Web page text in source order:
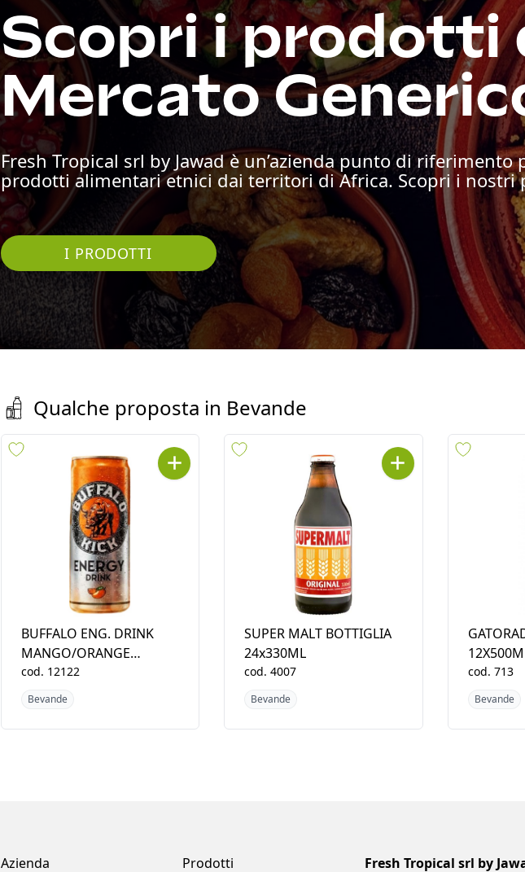
Scopri i prodotti
Mercato
Fresh Tropical srl by Jawad è un’azienda punto di riferimento
prodotti alimentari etnici dai territori di Africa. Scopri i
I PRODOTTI
Qualche proposta in Bevande
BUFFALO ENG. DRINK
MANGO/ORANGE
24X330ML
cod. 12122
Bevande
SUPER MALT BOTTIGLIA
24x330ML
cod.4007
Bevande
cod. 713
Bevande
Azienda Prodotti Fresh Tropical srl by